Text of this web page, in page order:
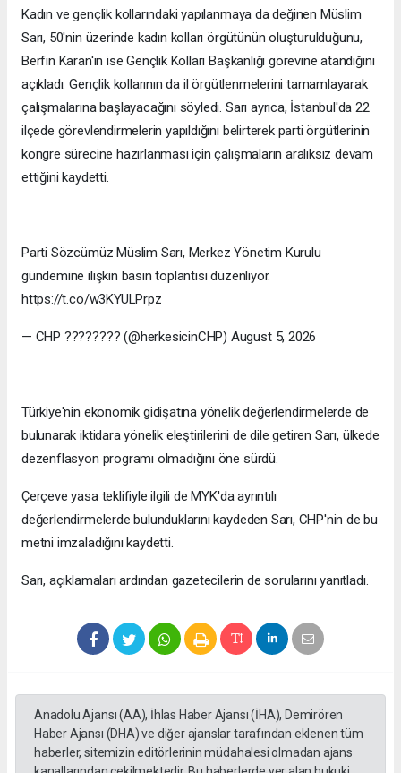
Kadın ve gençlik kollarındaki yapılanmaya da değinen Müslim
Sarı, 50'nin üzerinde kadın kolları örgütünün oluşturulduğunu,
Berfin Karan'ın ise Gençlik Kolları Başkanlığı görevine atandığını
açıkladı. Gençlik kollarının da il örgütlenmelerini tamamlayarak
çalışmalarına başlayacağını söyledi. Sarı ayrıca, İstanbul'da 22
ilçede görevlendirmelerin yapıldığını belirterek parti örgütlerinin
kongre sürecine hazırlanması için çalışmaların aralıksız devam
ettiğini kaydetti.
Parti Sözcümüz Müslim Sarı, Merkez Yönetim Kurulu
gündemine ilişkin basın toplantısı düzenliyor.
https://t.co/w3KYULPrpz
— CHP ???????? (@herkesicinCHP) August 5, 2026
Türkiye'nin ekonomik gidişatına yönelik değerlendirmelerde de
bulunarak iktidara yönelik eleştirilerini de dile getiren Sarı, ülkede
dezenflasyon programı olmadığını öne sürdü.
Çerçeve yasa teklifiyle ilgili de MYK'da ayrıntılı
değerlendirmelerde bulunduklarını kaydeden Sarı, CHP'nin de bu
metni imzaladığını kaydetti.
Sarı, açıklamaları ardından gazetecilerin de sorularını yanıtladı.
Anadolu Ajansı (AA), İhlas Haber Ajansı (İHA), Demirören
Haber Ajansı (DHA) ve diğer ajanslar tarafından eklenen tüm
haberler, sitemizin editörlerinin müdahalesi olmadan ajans